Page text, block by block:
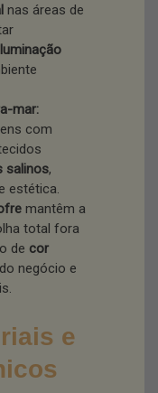
nas áreas de
mar:
com
salinos,
estética.
mantêm a
total fora
de cor
negócio e
e